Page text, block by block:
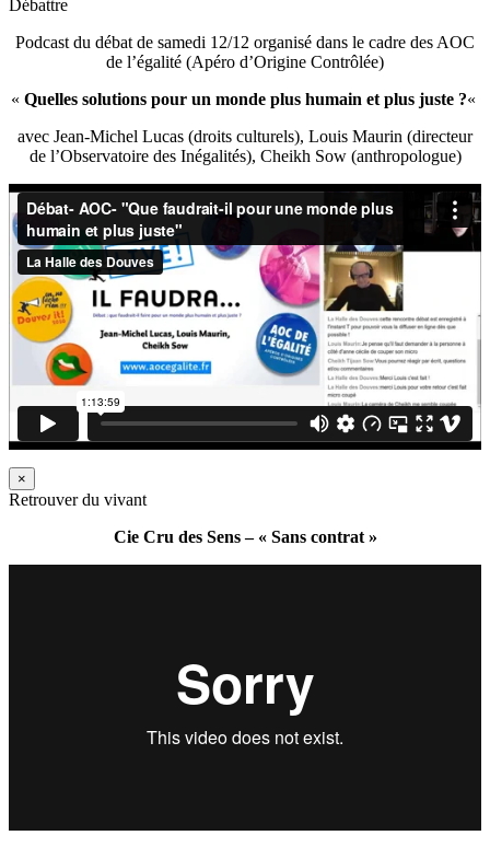
Débattre
Podcast du débat de samedi 12/12 organisé dans le cadre des AOC
de l’égalité (Apéro d’Origine Contrôlée)
« Quelles solutions pour un monde plus humain et plus juste ?«
avec Jean-Michel Lucas (droits culturels), Louis Maurin (directeur
de l’Observatoire des Inégalités), Cheikh Sow (anthropologue)
×
Retrouver du vivant
Cie Cru des Sens – « Sans contrat »